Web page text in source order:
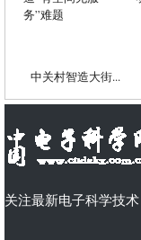
中关村智造大街...
关注最新电子科学技术